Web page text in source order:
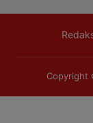
Copyright